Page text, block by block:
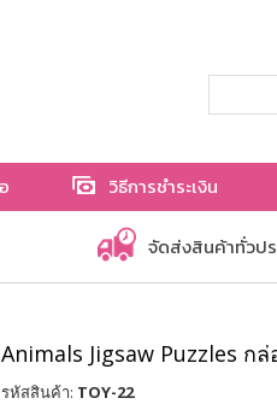
วิธีการชำระเงิน
จัดส่งสินค้าทั่วปร
Animals Jigsaw Puzzles กล่
รหัสสินค้า: TOY-22